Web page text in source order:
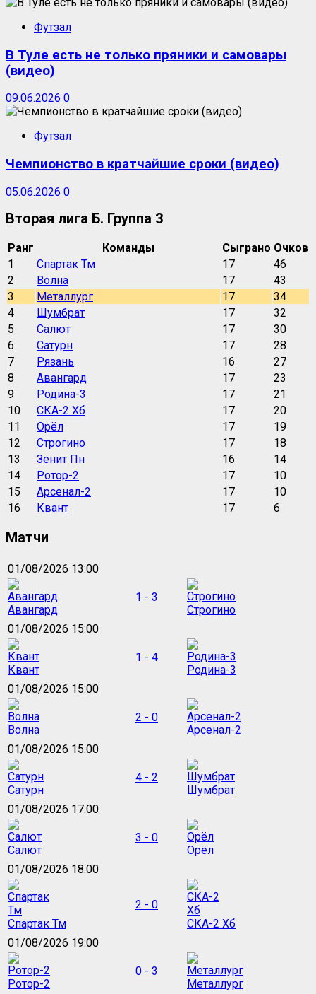
Футзал
В Туле есть не только пряники и самовары
(видео)
09.06.2026 0
Футзал
Чемпионство в кратчайшие сроки (видео)
05.06.2026 0
Вторая лига Б. Группа 3
Ранг Команды Сыграно Очков
1
Спартак Тм 17
46
2
Волна 17
43
3
Металлург 17
34
4
Шумбрат 17
32
5
Салют 17
30
6
Сатурн 17
28
7
Рязань 16
27
8
Авангард 17
23
9
Родина-3 17
21
10
СКА-2 Хб 17
20
11
Орёл 17
19
12
Строгино 17
18
13
Зенит Пн 16
14
14
Ротор-2 17
10
15
Арсенал-2 17
10
16
Квант 17 6
Матчи
01/08/2026 13:00
Авангард
1 - 3
Строгино
01/08/2026 15:00
Квант
1 - 4
Родина-3
01/08/2026 15:00
Волна
2 - 0
Арсенал-2
01/08/2026 15:00
Сатурн
4 - 2
Шумбрат
01/08/2026 17:00
Салют
3 - 0
Орёл
01/08/2026 18:00
Спартак Тм
2 - 0
СКА-2 Хб
01/08/2026 19:00
Ротор-2
0 - 3
Металлург